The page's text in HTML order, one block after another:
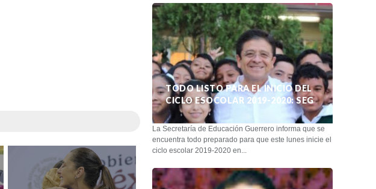
TODO LISTO PARA EL INICIO DEL
CICLO ESOCOLAR 2019-2020: SEG
La Secretaría de Educación Guerrero informa que se
encuentra todo preparado para que este lunes inicie el
ciclo escolar 2019-2020 en...